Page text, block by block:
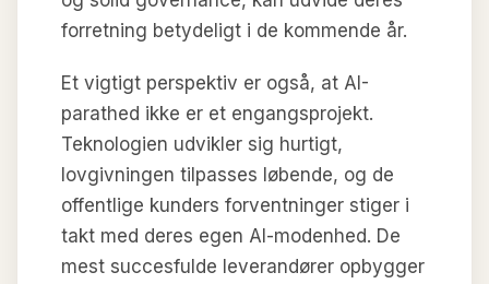
forretning betydeligt i de kommende år.
Et vigtigt perspektiv er også, at AI-
parathed ikke er et engangsprojekt.
Teknologien udvikler sig hurtigt,
lovgivningen tilpasses løbende, og de
offentlige kunders forventninger stiger i
takt med deres egen AI-modenhed. De
mest succesfulde leverandører opbygger